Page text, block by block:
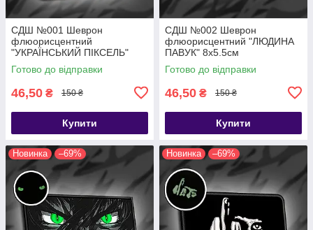
СДШ №001 Шеврон
флюорисцентний
"УКРАЇНСЬКИЙ ПІКСЕЛЬ"
8х8см
Готово до відправки
46,50 ₴ 150 ₴
Купити
СДШ №002 Шеврон
флюорисцентний "ЛЮДИНА
ПАВУК" 8х5.5см
Готово до відправки
46,50 ₴ 150 ₴
Купити
Новинка –69% Новинка –69%